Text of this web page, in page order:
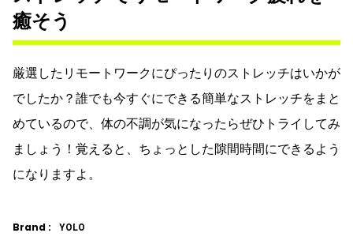
癒そう
厳選したリモートワークにぴったりのストレッチはいかが
でしたか？誰でも今すぐにできる簡単なストレッチをまと
めているので、体の不調が気になったらぜひトライしてみ
ましょう！覚えると、ちょっとした隙間時間にできるよう
になりますよ。
Brand : YOLO